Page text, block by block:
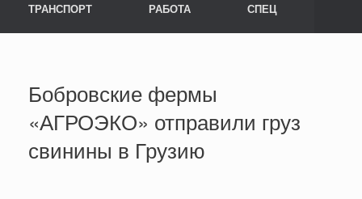
ТРАНСПОРТ РАБОТА СПЕЦ
Бобровские фермы
«АГРОЭКО» отправили груз
свинины в Грузию